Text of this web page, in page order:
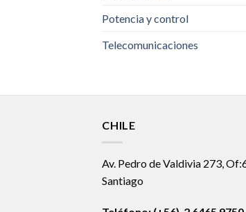
Potencia y control
Telecomunicaciones
CHILE
Av. Pedro de Valdivia 273,
Santiago